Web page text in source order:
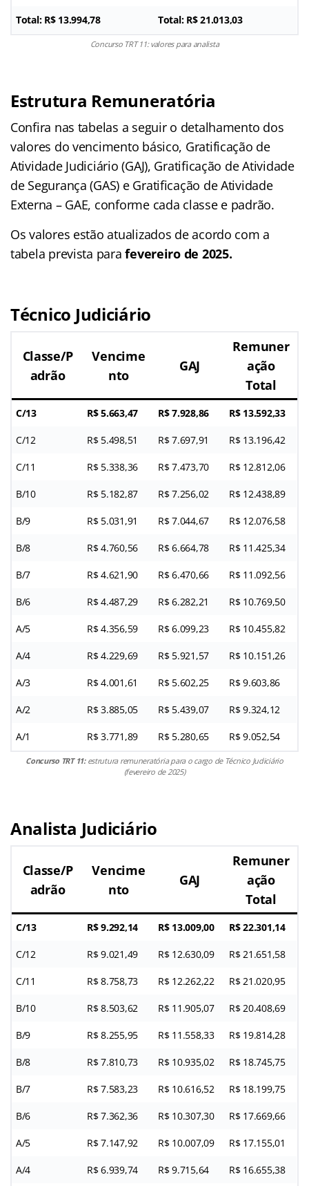
Total: R$ 13.994,78 Total: R$ 21.013,03
Concurso TRT 11: valores para analista
Estrutura Remuneratória
Confira nas tabelas a seguir o detalhamento dos
valores do vencimento básico, Gratificação de
Atividade Judiciário (GAJ), Gratificação de Atividade
de Segurança (GAS) e Gratificação de Atividade
Externa – GAE, conforme cada classe e padrão.
Os valores estão atualizados de acordo com a
tabela prevista parafevereiro de 2025.
Técnico Judiciário
Classe/P
adrão
Vencime
nto
GAJ
Remuner
ação
Total
C/13 R$ 5.663,47 R$ 7.928,86 R$ 13.592,33
C/12 R$ 5.498,51 R$ 7.697,91 R$ 13.196,42
C/11 R$ 5.338,36 R$ 7.473,70 R$ 12.812,06
B/10 R$ 5.182,87 R$ 7.256,02 R$ 12.438,89
B/9 R$ 5.031,91 R$ 7.044,67 R$ 12.076,58
B/8 R$ 4.760,56 R$ 6.664,78 R$ 11.425,34
B/7 R$ 4.621,90 R$ 6.470,66 R$ 11.092,56
B/6 R$ 4.487,29 R$ 6.282,21 R$ 10.769,50
A/5 R$ 4.356,59 R$ 6.099,23 R$ 10.455,82
A/4 R$ 4.229,69 R$ 5.921,57 R$ 10.151,26
A/3 R$ 4.001,61 R$ 5.602,25 R$ 9.603,86
A/2 R$ 3.885,05 R$ 5.439,07 R$ 9.324,12
A/1 R$ 3.771,89 R$ 5.280,65 R$ 9.052,54
Concurso TRT 11:estrutura remuneratória para o cargo de Técnico Judiciário
(fevereiro de 2025)
Analista Judiciário
Classe/P
adrão
Vencime
nto
GAJ
Remuner
ação
Total
C/13 R$ 9.292,14 R$ 13.009,00 R$ 22.301,14
C/12 R$ 9.021,49 R$ 12.630,09 R$ 21.651,58
C/11 R$ 8.758,73 R$ 12.262,22 R$ 21.020,95
B/10 R$ 8.503,62 R$ 11.905,07 R$ 20.408,69
B/9 R$ 8.255,95 R$ 11.558,33 R$ 19.814,28
B/8 R$ 7.810,73 R$ 10.935,02 R$ 18.745,75
B/7 R$ 7.583,23 R$ 10.616,52 R$ 18.199,75
B/6 R$ 7.362,36 R$ 10.307,30 R$ 17.669,66
A/5 R$ 7.147,92 R$ 10.007,09 R$ 17.155,01
A/4 R$ 6.939,74 R$ 9.715,64 R$ 16.655,38